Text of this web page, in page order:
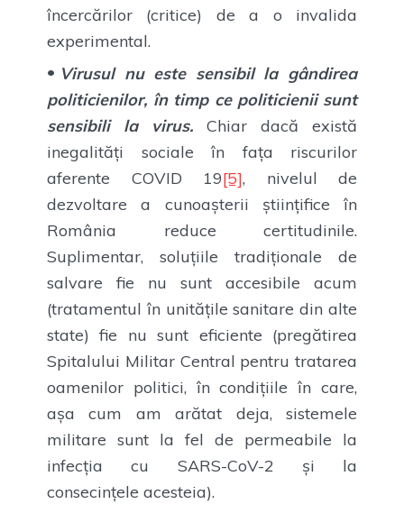
încercărilor (critice) de a o invalida
experimental.
Virusul nu este sensibil la gândirea
politicienilor, în timp ce politicienii sunt
sensibili la virus. Chiar dacă există
inegalități sociale în fața riscurilor
aferente COVID 19[5], nivelul de
dezvoltare a cunoașterii științifice în
România reduce certitudinile.
Suplimentar, soluțiile tradiționale de
salvare fie nu sunt accesibile acum
(tratamentul în unitățile sanitare din alte
state) fie nu sunt eficiente (pregătirea
Spitalului Militar Central pentru tratarea
oamenilor politici, în condițiile în care,
așa cum am arătat deja, sistemele
militare sunt la fel de permeabile la
infecția cu SARS-CoV-2 și la
consecințele acesteia).